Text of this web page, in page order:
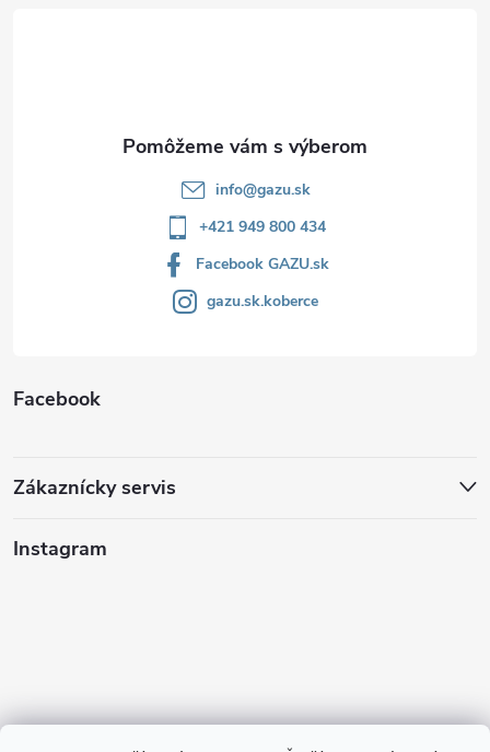
info@gazu.sk
+421 949 800 434
Facebook GAZU.sk
gazu.sk.koberce
Facebook
Zákaznícky servis
Instagram